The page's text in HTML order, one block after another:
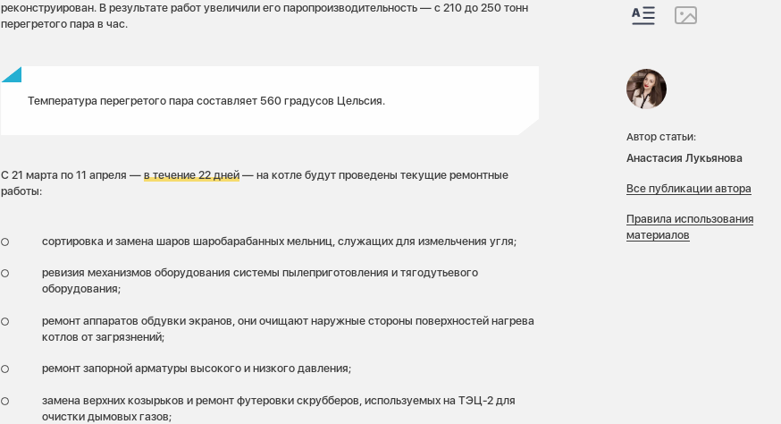
реконструирован. В результате работ увеличили его паропроизводительность — с 210 до 250 тонн
перегретого пара в час.
Температура перегретого пара составляет 560 градусов Цельсия.
С 21 марта по 11 апреля —в течение 22 дней — на котле будут проведены текущие ремонтные
работы:
сортировка и замена шаров шаробарабанных мельниц, служащих для измельчения угля;
ревизия механизмов оборудования системы пылеприготовления и тягодутьевого
оборудования;
ремонт аппаратов обдувки экранов, они очищают наружные стороны поверхностей нагрева
котлов от загрязнений;
ремонт запорной арматуры высокого и низкого давления;
замена верхних козырьков и ремонт футеровки скрубберов, используемых на ТЭЦ-2 для
очистки дымовых газов;
Автор статьи:
Анастасия Лукьянова
Все публикации автора
Правила использования
материалов